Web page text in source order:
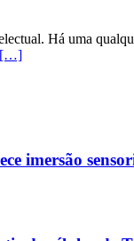
Há uma
[…]
imersão